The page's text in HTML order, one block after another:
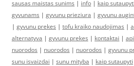
sausas maistas sunims | info | kaip
gyvunams | gyvunu prieziura | gyvunu
| gyvunu prekes | tofu kraiko naudojimas |
alternatyva | gyvunu prekes | kontaktai |
nuorodos | nuorodos | nuorodos | gyvunu
sunu isvaizdai | sunu mityba | kaip sutaupyti